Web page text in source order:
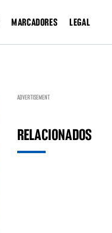
MARCADORES LEGAL
ADVERTISEMENT
RELACIONADOS